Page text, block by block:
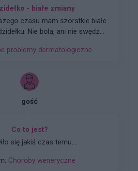
- białe zmiany
czasu mam szorstkie białe
Nie bolą, ani nie swędzą,
tarciem. Co to może być? Jak to
problemy dermatologiczne
gość
Co to jest?
się jakiś czas temu....
Choroby weneryczne